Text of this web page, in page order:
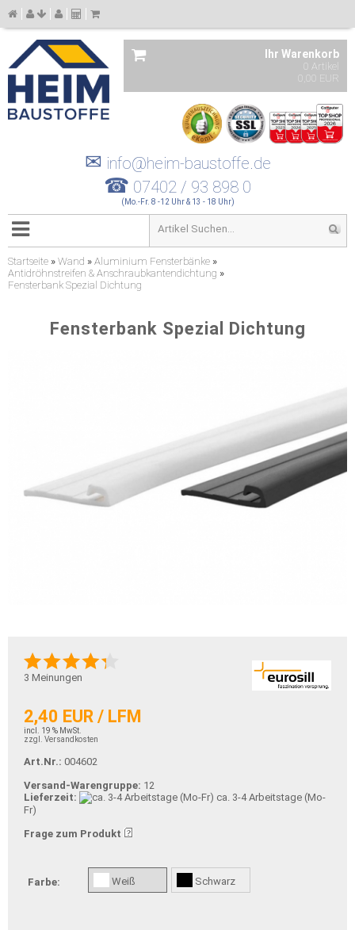
Ihr Warenkorb
0 Artikel
0,00 EUR
✉ info@heim-baustoffe.de
☎ 07402 / 93 898 0
(Mo.-Fr. 8 -12 Uhr & 13 - 18 Uhr)
Startseite » Wand » Aluminium Fensterbänke »
Antidröhnstreifen & Anschraubkantendichtung »
Fensterbank Spezial Dichtung
Fensterbank Spezial Dichtung
3 Meinungen
2,40 EUR / LFM
incl. 19 % MwSt.
zzgl. Versandkosten
Art.Nr.: 004602
Versand-Warengruppe: 12
Lieferzeit:
ca. 3-4 Arbeitstage (Mo-
Fr)
Frage zum Produkt
Farbe: Weiß Schwarz